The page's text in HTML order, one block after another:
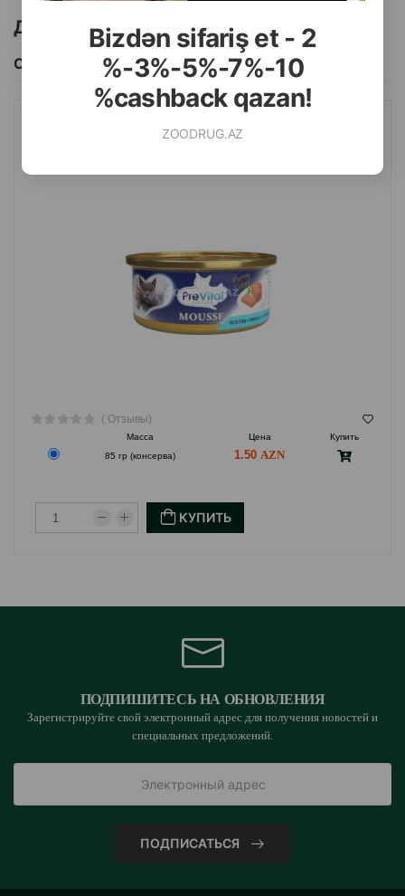
Bizdən sifariş et - 2
%-3%-5%-7%-10
%cashback qazan!
ZOODRUG.AZ
Другие товоры бренда
Смотреть Все
ВЛАЖНЫЙ КОНСЕРВИРОВАННЫЙ КОРМ PREVITAL MOUSSE
( Отзывы)
Масса Цена
Купить
85 гр (консерва)
1.50
КУПИТЬ
ПОДПИШИТЕСЬ НА ОБНОВЛЕНИЯ
Зарегистрируйте свой электронный адрес для получения новостей и
специальных предложений.
ПОДПИСАТЬСЯ